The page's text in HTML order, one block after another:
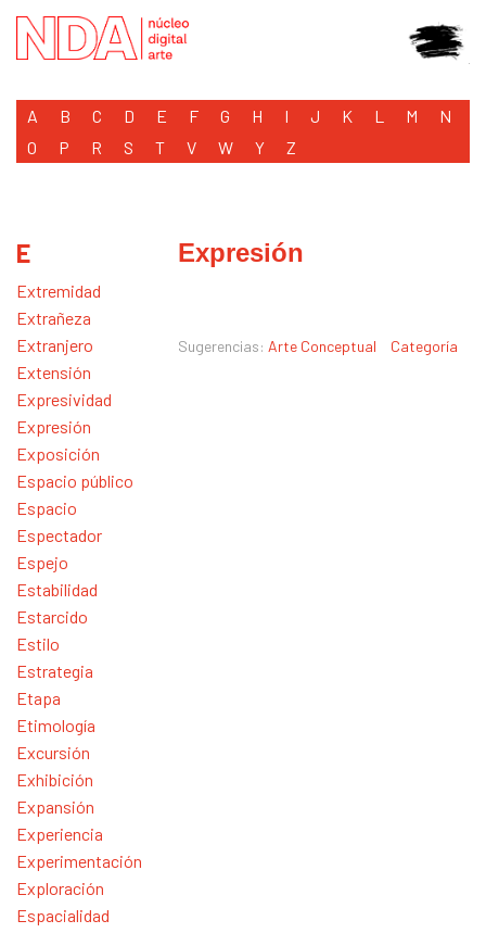
A B C D E F G H I J K L M
N
O
P R S T V W Y Z
E
Extremidad
Extrañeza
Extranjero
Extensión
Expresividad
Expresión
Exposición
Espacio público
Espacio
Espectador
Espejo
Estabilidad
Estarcido
Estilo
Estrategia
Etapa
Etimología
Excursión
Exhibición
Expansión
Experiencia
Experimentación
Exploración
Espacialidad
Expresión
Sugerencias: Arte Conceptual Categoría